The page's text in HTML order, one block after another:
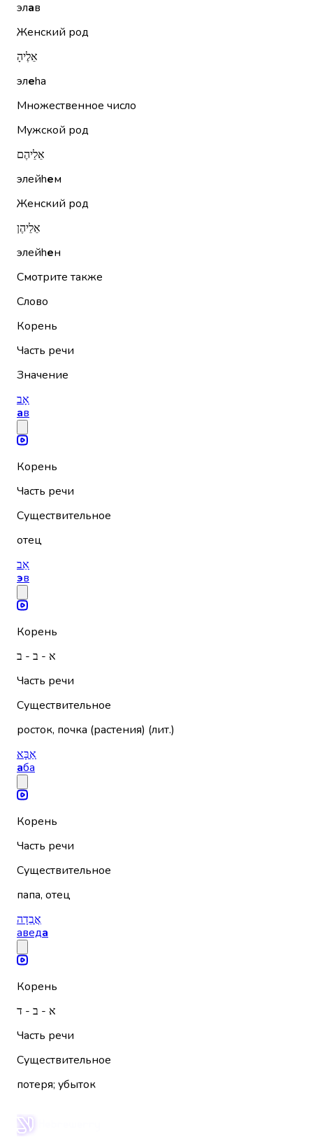
элав
Женский род
אֵלֶיהָ
элеhа
Множественное число
Мужской род
אֵלֵיהֶם
элейhем
Женский род
אֵלֵיהֶן
элейhен
Смотрите также
Слово
Корень
Часть речи
Значение
אָב
ав
Корень
Часть речи
Существительное
отец
אֵב
эв
Корень
א - ב - ב
Часть речи
Существительное
росток, почка (растения) (лит.)
אַבָּא
аба
Корень
Часть речи
Существительное
папа, отец
אֲבֵדָה
аведа
Корень
א - ב - ד
Часть речи
Существительное
потеря; убыток